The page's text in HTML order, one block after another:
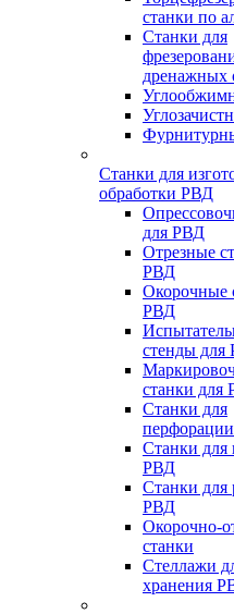
станки по
Станки для
дренажных
Станки для
обработки РВД
для РВД
Отрезные
РВД
Окорочные
РВД
стенды для
станки для
Станки для
Станки
РВД
Станки для
РВД
Окорочно-
станки
Стеллажи
хранения